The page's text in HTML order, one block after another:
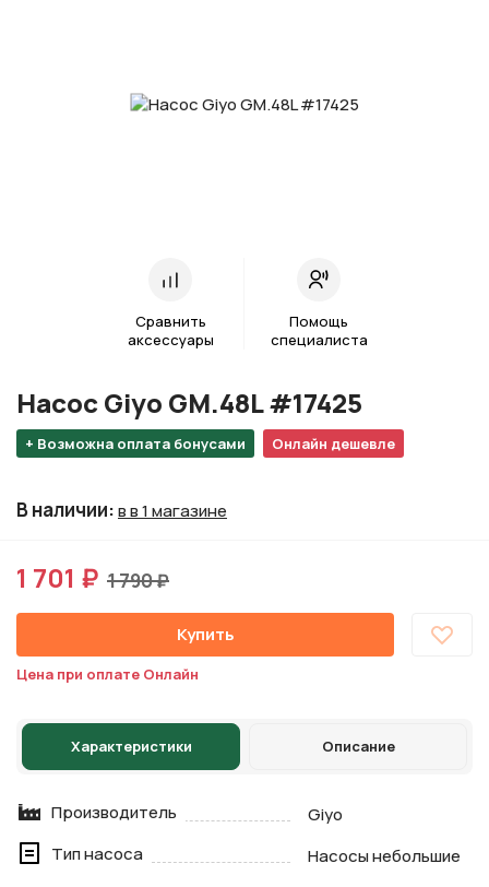
Сравнить
аксессуары
Помощь
специалиста
+ Возможна оплата бонусами Онлайн дешевле
Насос Giyo GM.48L #17425
В наличии:в в 1 магазине
1 701 ₽ 1 790 ₽
Купить
Цена при оплате Онлайн
Характеристики Описание
Производитель
Giyo
Тип насоса
Насосы небольшие